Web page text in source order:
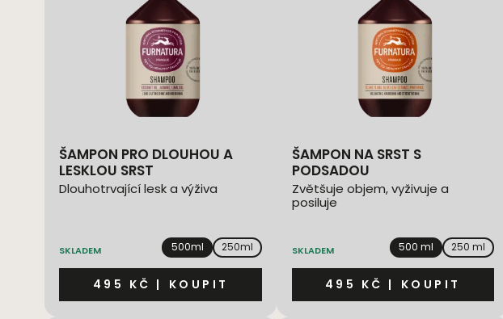
ŠAMPON PRO DLOUHOU A
LESKLOU SRST
Dlouhotrvající lesk a výživa
SKLADEM 500ml 250ml
495 KČ | KOUPIT
ŠAMPON NA SRST S
PODSADOU
Zvětšuje objem, vyživuje a
posiluje
SKLADEM 500 ml 250 ml
495 KČ | KOUPIT